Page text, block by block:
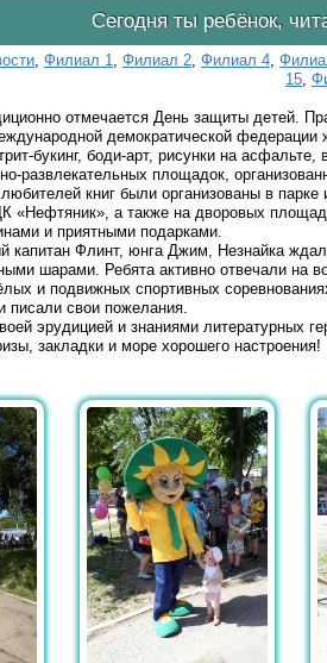
Сегодня ты ребёнок,
,Филиал 1 ,Филиал 2 ,Филиал 4 ,
15 ,
отмечается День защиты детей.
демократической
букинг, боди-арт, рисунки на
развлекательных площадок,
книг были организованы в
«Нефтяник», а также на дворовых
и приятными подарками.
капитан Флинт, юнга Джим, Незнайка
шарами. Ребята активно отвечали на
и подвижных спортивных
писали свои пожелания.
эрудицией и знаниями литературных
закладки и море хорошего настроения!